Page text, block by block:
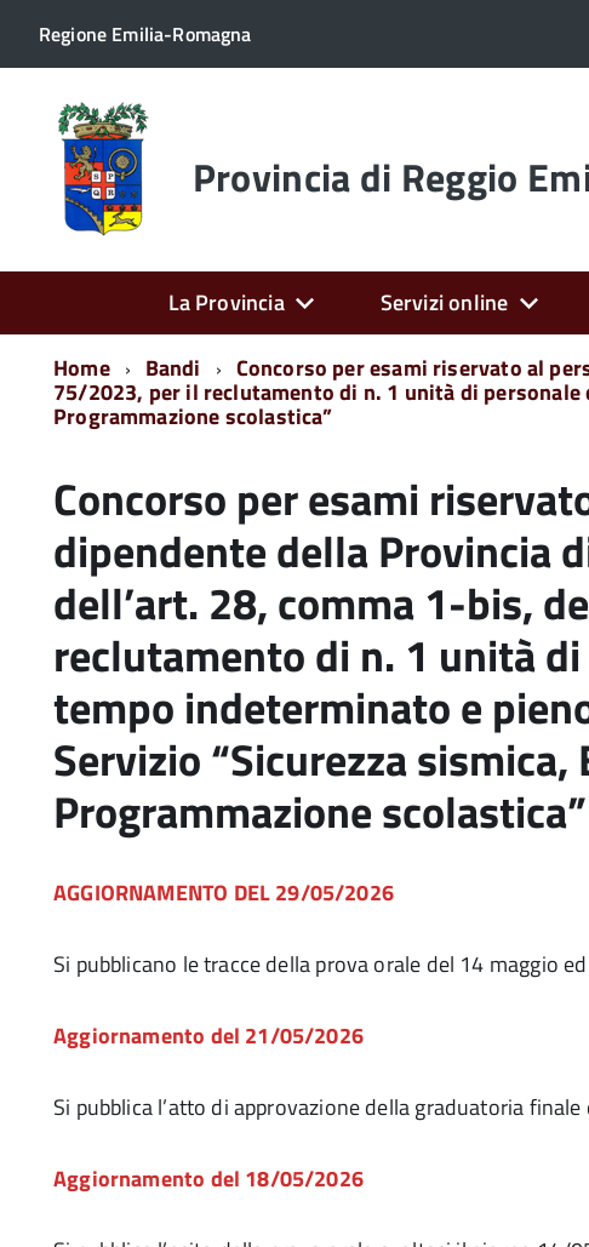
Regione Emilia-Romagna
Torna
alla
home
page Provincia di Reggio
La Provincia Servizi online
Home
Bandi Concorso per esami riservato al
75/2023, per il reclutamento di n. 1 unità di personale
Programmazione scolastica”
Concorso per esami
dipendente della Provincia
dell’art. 28, comma 1-bis,
reclutamento di n. 1 unità
tempo indeterminato e
Servizio “Sicurezza sismica,
Programmazione scolastica”
AGGIORNAMENTO DEL 29/05/2026
Si pubblicano le tracce della prova orale del 14 maggio
Aggiornamento del 21/05/2026
Si pubblica l’atto di approvazione della graduatoria
Aggiornamento del 18/05/2026